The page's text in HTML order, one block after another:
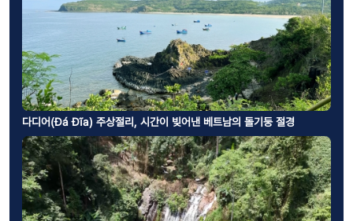
다디어(Đá Đĩa) 주상절리, 시간이 빚어낸 베트남의 돌기둥 절경